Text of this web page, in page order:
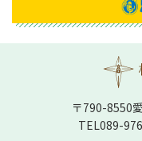
〒790-8550
TEL089-